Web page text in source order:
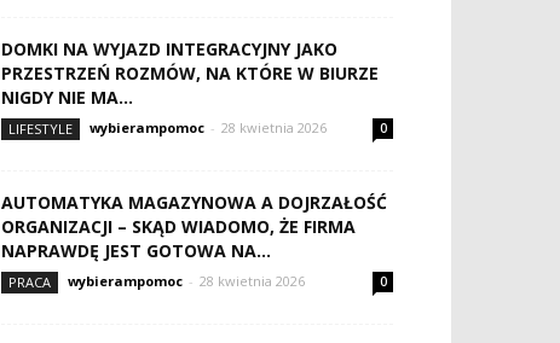
DOMKI NA WYJAZD INTEGRACYJNY JAKO
PRZESTRZEŃ ROZMÓW, NA KTÓRE W BIURZE
NIGDY NIE MA...
LIFESTYLE wybierampomoc - 28 kwietnia 2026 0
AUTOMATYKA MAGAZYNOWA A DOJRZAŁOŚĆ
ORGANIZACJI – SKĄD WIADOMO, ŻE FIRMA
NAPRAWDĘ JEST GOTOWA NA...
PRACA wybierampomoc - 28 kwietnia 2026 0